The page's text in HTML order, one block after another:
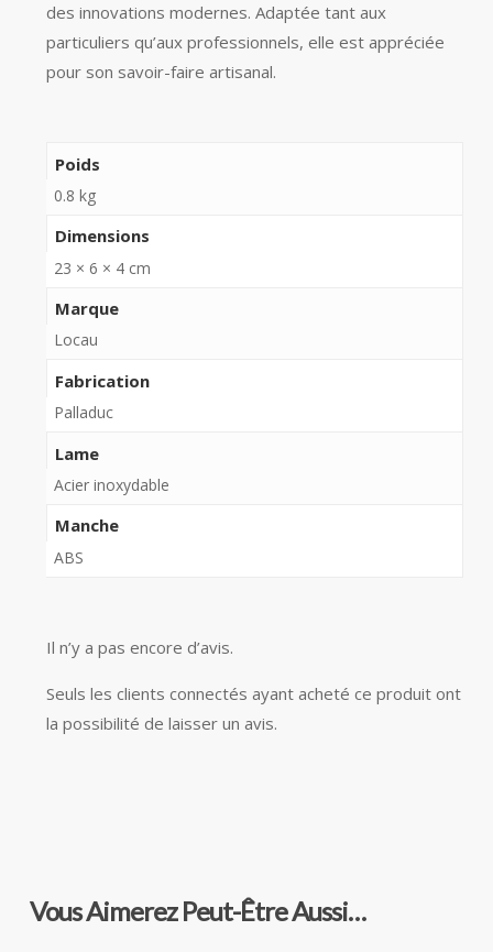
des innovations modernes. Adaptée tant aux
particuliers qu’aux professionnels, elle est appréciée
pour son savoir-faire artisanal.
Poids
0.8 kg
Dimensions
23 × 6 × 4 cm
Marque
Locau
Fabrication
Palladuc
Lame
Acier inoxydable
Manche
ABS
Il n’y a pas encore d’avis.
Seuls les clients connectés ayant acheté ce produit ont
la possibilité de laisser un avis.
Vous Aimerez Peut-Être Aussi…